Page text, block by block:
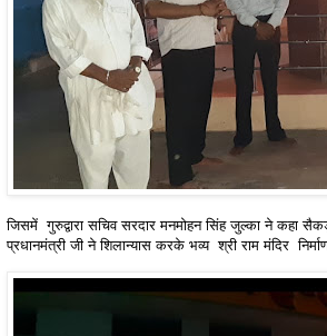
जिसमें गुरुद्वारा सचिव सरदार मनमोहन सिंह जुल्का ने कहा
प्रधानमंत्री जी ने शिलान्यास करके भव्य श्री राम मंदिर